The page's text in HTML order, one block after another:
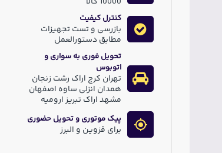
کنترل کیفیت
بازرسی و تست تجهیزات
مطابق دستورالعمل
تحویل فوری به سواری و
اتوبوس
تهران کرج اراک رشت زنجان
همدان انزلی ساوه اصفهان
مشهد اراک تبریز ارومیه
پیک موتوری و تحویل حضوری
برای قزوین و البرز